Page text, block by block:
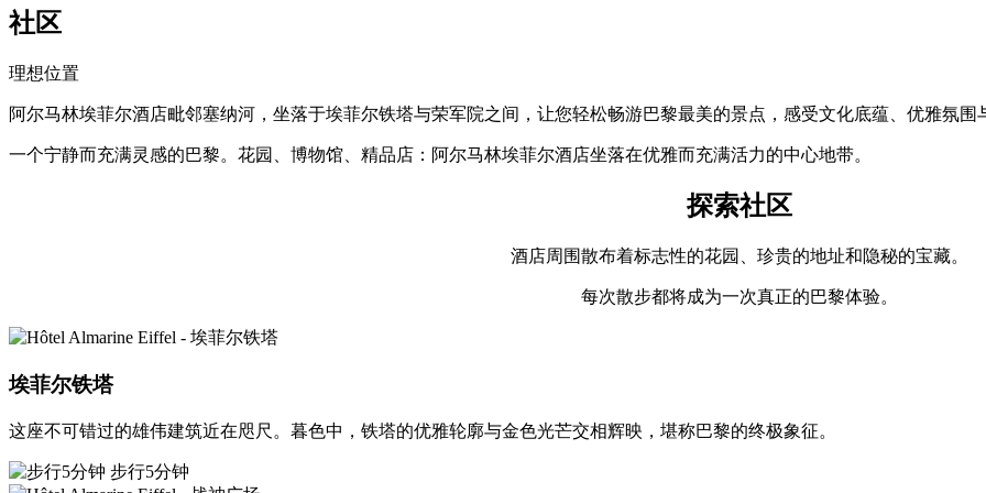
社区
理想位置
阿尔马林埃菲尔酒店毗邻塞纳河，坐落于埃菲尔铁塔与荣军院之间，让您轻松畅游巴黎最美的景点，感受文化底蕴、优雅氛围
一个宁静而充满灵感的巴黎。花园、博物馆、精品店：阿尔马林埃菲尔酒店坐落在优雅而充满活力的中心地带。
探索社区
酒店周围散布着标志性的花园、珍贵的地址和隐秘的宝藏。
每次散步都将成为一次真正的巴黎体验。
埃菲尔铁塔
这座不可错过的雄伟建筑近在咫尺。暮色中，铁塔的优雅轮廓与金色光芒交相辉映，堪称巴黎的终极象征。
步行5分钟